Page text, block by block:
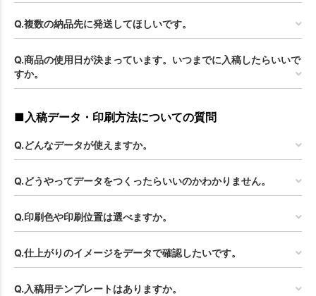
Q.複数の納品先に発送してほしいです。
Q.商品の使用日が決まっています。いつまでに入稿したらいいで
すか。
■入稿データ・印刷方法についての質問
Q.どんなデータが使えますか。
Q.どうやってデータをつくったらいいのかわかりません。
Q.印刷色や印刷位置は選べますか。
Q.仕上がりのイメージをデータで確認したいです。
Q.入稿用テンプレートはありますか。